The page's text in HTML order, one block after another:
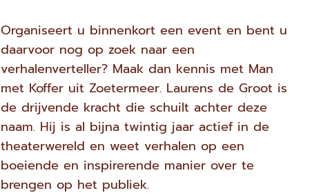
Organiseert u binnenkort een event en bent u
daarvoor nog op zoek naar een
verhalenverteller? Maak dan kennis met Man
met Koffer uit Zoetermeer. Laurens de Groot is
de drijvende kracht die schuilt achter deze
naam. Hij is al bijna twintig jaar actief in de
theaterwereld en weet verhalen op een
boeiende en inspirerende manier over te
brengen op het publiek.